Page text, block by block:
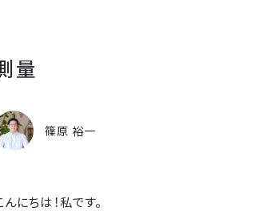
量
篠原 裕一
んにちは！私です。